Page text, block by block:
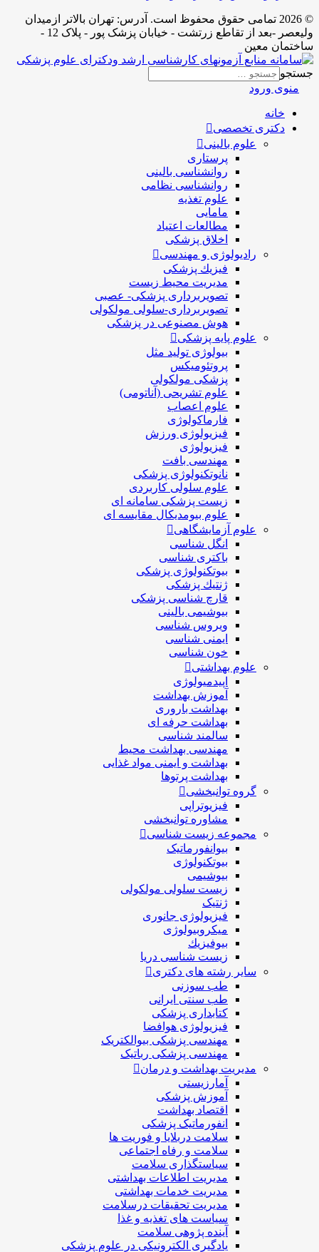
© 2026 تمامی حقوق محفوظ است. آدرس:‌ تهران بالاتر ازمیدان
ولیعصر -بعد از تقاطع زرتشت - خیابان پزشک پور - پلاک 12 -
ساختمان معین
جستجو
منوی ورود
خانه
دکتری تخصصی
علوم بالینی
پرستاری
روانشناسی بالینی
روانشناسی نظامی
علوم تغذیه
مامایی
مطالعات اعتیاد
اخلاق پزشکی
رادیولوژی و مهندسی
فيزيك پزشکی
مدیریت محیط زیست
تصویربرداری پزشکی- عصبی
تصویربرداری-سلولی مولکولی
هوش مصنوعی در پزشکی
علوم پایه پزشکی
بیولوژی تولید مثل
پروتئومیکس
پزشکی مولکولی
علوم تشریحی (آناتومی)
علوم اعصاب
فارماکولوژی
فیزیولوژی ورزش
فیزیولوژی
مهندسی بافت
نانوتکنولوژی پزشکی
علوم سلولی کاربردی
زیست پزشکی سامانه ای
علوم بیومدیکال مقایسه ای
علوم آزمایشگاهی
انگل شناسی
باکتری شناسی
بیوتکنولوژی پزشکی
ژنتيك پزشکی
قارچ شناسی پزشكی
بیوشیمی بالینی
ویروس شناسی
ایمنی شناسی
خون شناسی
علوم بهداشتی
اپیدمیولوژی
آموزش بهداشت
بهداشت باروری
بهداشت حرفه ای
سالمند شناسی
مهندسی بهداشت محيط
بهداشت و ایمنی مواد غذایی
بهداشت پرتوها
گروه توانبخشی
فیزیوتراپی
مشاوره توانبخشی
مجموعه زیست شناسی
بیوانفورماتیک
بیوتکنولوژی
بیوشیمی
زیست سلولی مولکولی
ژنتیک
فیزیولوژی جانوری
میکروبیولوژی
بيوفيزيك
زیست شناسی دریا
سایر رشته های دکتری
طب سوزنی
طب سنتی ایرانی
کتابداری پزشکی
فیزیولوژی هوافضا
مهندسی پزشکی بیوالکتریک
مهندسی پزشکی رباتیک
مدیریت بهداشت و درمان
آمارزیستی
آموزش پزشکی
اقتصاد بهداشت
انفورماتیک پزشکی
سلامت دربلايا و فوريت ها
سلامت و رفاه اجتماعی
سیاستگذاری سلامت
مدیریت اطلاعات بهداشتی
مدیریت خدمات بهداشتی
مدیریت تحقیقات درسلامت
سیاست های تغذیه و غذا
آینده پژوهی سلامت
یادگیری الکترونیکی در علوم پزشکی